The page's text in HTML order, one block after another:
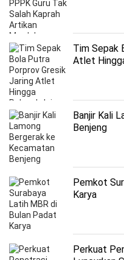
Tim Sepak
Atlet
Banjir Kali
Benjeng
Pemkot
Karya
Perkuat